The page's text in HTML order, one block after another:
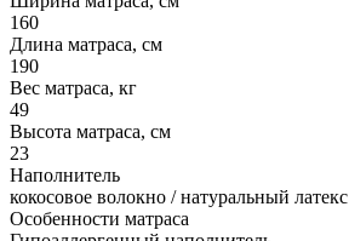
160
Длина матраса, см
190
Вес матраса, кг
49
Высота матраса, см
23
Наполнитель
кокосовое волокно / натуральный латекс
Особенности матраса